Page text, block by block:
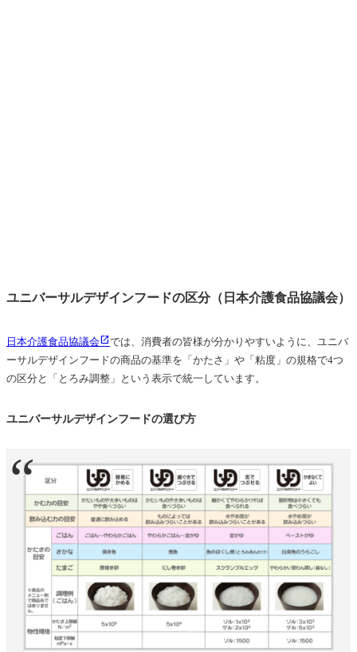
ユニバーサルデザインフードの区分（日本介護食品協議会）
日本介護食品協議会
では、消費者の皆様が分かりやすいように、ユニバ
ーサルデザインフードの商品の基準を「かたさ」や「粘度」の規格で4つ
の区分と「とろみ調整」という表示で統一しています。
ユニバーサルデザインフードの選び方